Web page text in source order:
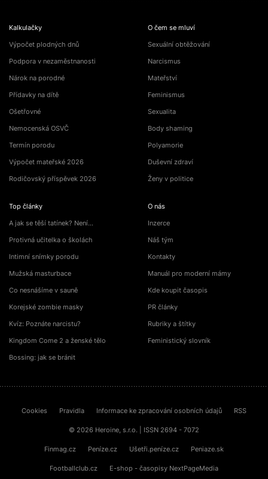
Kalkulačky
Výpočet plodných dnů
Podpora v nezaměstnanosti
Nárok na porodné
Přídavky na dítě
Ošetřovné
Nemocenská OSVČ
Termín porodu
Výpočet mateřské 2026
Rodičovský příspěvek 2026
Top články
A jak se těší tatínek? Není…
Protivná učitelka o školách
Intimní snímky porodu
Mužská masturbace
Co nesnášíme v sauně
Korejské zombie masky
Kvíz: Poznáte narcistu?
Kingdom Come 2 a ženské tělo
Bossing: jak se bránit
O čem se mluví
Sexuální obtěžování
Narcismus
Mateřství
Feminismus
Sexualita
Body shaming
Polyamorie
Duševní zdraví
Ženy v politice
O nás
Inzerce
Náš tým
Kontakty
Manuál pro moderní mámy
Kde koupit časopis
PR články
Rubriky a štítky
Feministický slovník
Cookies Pravidla Informace ke zpracování osobních údajů RSS
© 2026 Heroine, s.r.o. | ISSN 2694 - 7072
Finmag.cz Peníze.cz Ušetři.peníze.cz Peniaze.sk
Footballclub.cz E-shop - časopisy NextPageMedia